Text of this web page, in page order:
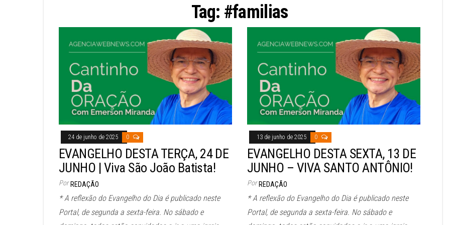
Tag: #familias
24 de junho de 2025 0
EVANGELHO DESTA TERÇA, 24 DE
JUNHO | Viva São João Batista!
Por REDAÇÃO
* A reflexão do Evangelho do Dia é publicado neste
Portal, de segunda a sexta-feira. No sábado e
13 de junho de 2025 0
EVANGELHO DESTA SEXTA, 13 DE
JUNHO – VIVA SANTO ANTÔNIO!
Por REDAÇÃO
* A reflexão do Evangelho do Dia é publicado neste
Portal, de segunda a sexta-feira. No sábado e